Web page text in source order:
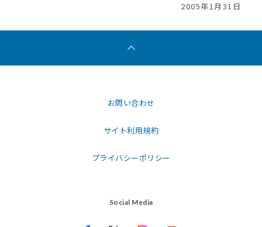
2005年1月31日
お問い合わせ
サイト利用規約
プライバシーポリシー
Social Media